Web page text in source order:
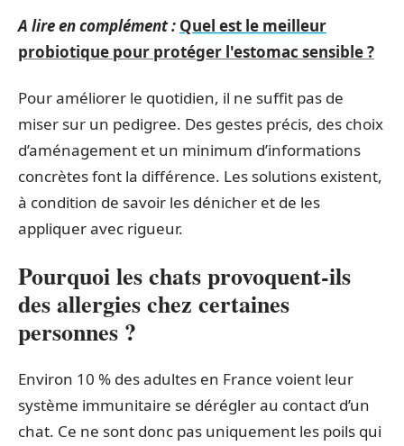
A lire en complément : Quel est le meilleur
probiotique pour protéger l'estomac sensible ?
Pour améliorer le quotidien, il ne suffit pas de
miser sur un pedigree. Des gestes précis, des choix
d’aménagement et un minimum d’informations
concrètes font la différence. Les solutions existent,
à condition de savoir les dénicher et de les
appliquer avec rigueur.
Pourquoi les chats provoquent-ils
des allergies chez certaines
personnes ?
Environ 10 % des adultes en France voient leur
système immunitaire se dérégler au contact d’un
chat. Ce ne sont donc pas uniquement les poils qui